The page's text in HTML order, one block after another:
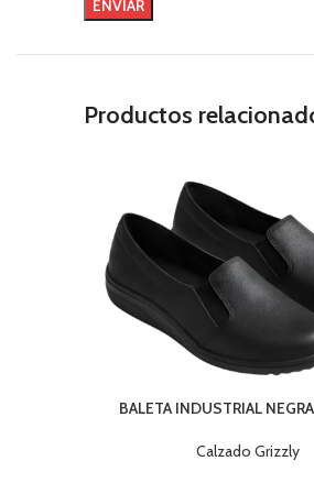
Productos
BALETA INDUSTRIAL
Calzado Grizzly